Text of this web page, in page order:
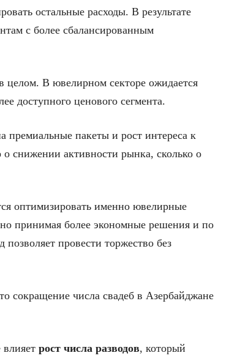
остальные расходы. В результате
с более сбалансированным
целом. В ювелирном секторе ожидается
доступного ценового сегмента.
премиальные пакеты и рост интереса к
снижении активности рынка, сколько о
оптимизировать именно ювелирные
принимая более экономные решения и по
провести торжество без
сокращение числа свадеб в Азербайджане
рост числа разводов, который